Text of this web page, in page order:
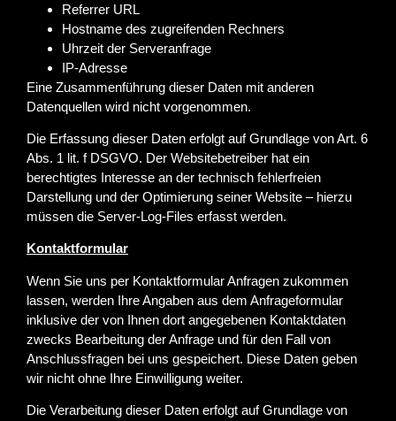
Referrer URL
Hostname des zugreifenden Rechners
Uhrzeit der Serveranfrage
IP-Adresse
Eine Zusammenführung dieser Daten mit anderen
Datenquellen wird nicht vorgenommen.
Die Erfassung dieser Daten erfolgt auf Grundlage von Art. 6
Abs. 1 lit. f DSGVO. Der Websitebetreiber hat ein
berechtigtes Interesse an der technisch fehlerfreien
Darstellung und der Optimierung seiner Website – hierzu
müssen die Server-Log-Files erfasst werden.
Kontaktformular
Wenn Sie uns per Kontaktformular Anfragen zukommen
lassen, werden Ihre Angaben aus dem Anfrageformular
inklusive der von Ihnen dort angegebenen Kontaktdaten
zwecks Bearbeitung der Anfrage und für den Fall von
Anschlussfragen bei uns gespeichert. Diese Daten geben
wir nicht ohne Ihre Einwilligung weiter.
Die Verarbeitung dieser Daten erfolgt auf Grundlage von